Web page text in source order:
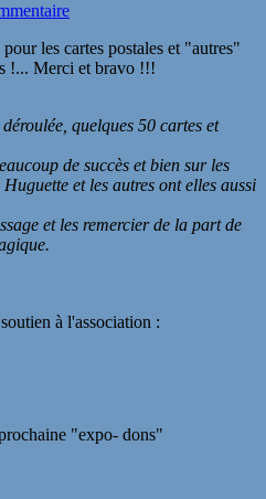
les cartes postales et "autres"
!... Merci et bravo !!!
quelques 50 cartes et
de succès et bien sur les
et les autres ont elles aussi
et les remercier de la part de
à l'association :
"expo- dons"